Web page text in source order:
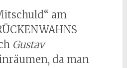
am
Gustav
da man